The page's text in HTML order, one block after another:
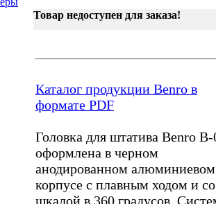
Товар недоступен для заказа!
Каталог продукции Benro в
формате PDF
Головка для штатива Benro B-
оформлена в черном
анодированном алюминиевом
корпусе с плавным ходом и со
шкалой в 360 градусов.